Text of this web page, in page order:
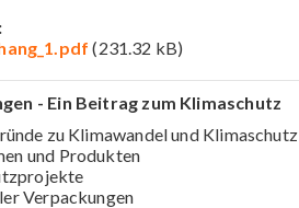
(231.32 kB)
- Ein Beitrag zum Klimaschutz
zu Klimawandel und Klimaschutz
und Produkten
Verpackungen